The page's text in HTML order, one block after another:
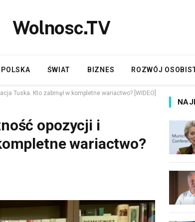
Wolnosc.TV
POLSKA ŚWIAT BIZNES ROZWÓJ
Tuska. Kto zabrnął w kompletne wariactwo? [WIDEO]
opozycji i
wariactwo?